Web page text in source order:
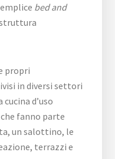
bed and
propri
in diversi settori
d’uso
fanno parte
un salottino, le
terrazzi e